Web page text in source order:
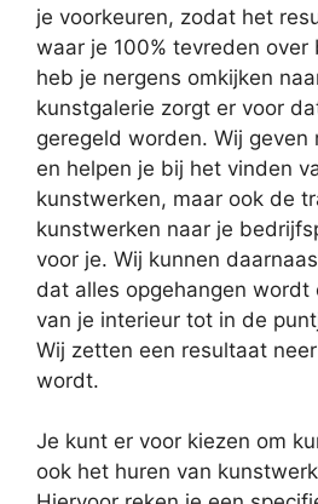
je voorkeuren, zodat het
waar je 100% tevreden over
heb je nergens omkijken
kunstgalerie zorgt er voor
geregeld worden. Wij geven
en helpen je bij het vinden
kunstwerken, maar ook de
kunstwerken naar je
voor je. Wij kunnen
dat alles opgehangen
van je interieur tot in de
Wij zetten een resultaat
wordt.
Je kunt er voor kiezen om
ook het huren van